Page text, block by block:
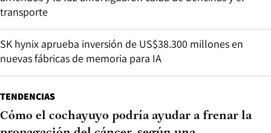
transporte
SK hynix aprueba inversión de US$38.300 millones en
nuevas fábricas de memoria para IA
TENDENCIAS
Cómo el cochayuyo podría ayudar a frenar la